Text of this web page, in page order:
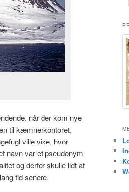
når der kom nye
til kæmnerkontoret,
ville vise, hvor
navn var et pseudonym
og derfor skulle lidt af
tid senere.